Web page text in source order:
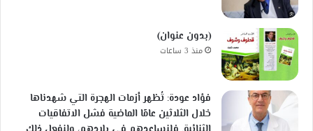
(بدون عنوان)
منذ 3 ساعات
فؤاد عودة: تُظهر أزمات الهجرة التي شهدناها
خلال الثلاثين عامًا الماضية فشل الاتفاقيات